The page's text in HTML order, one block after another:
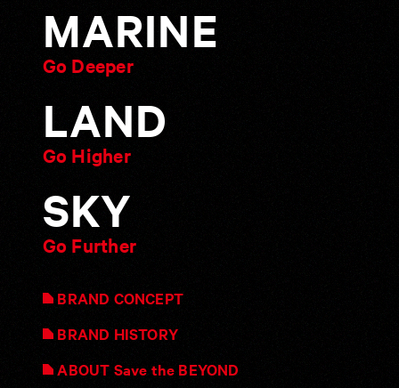
MARINE
MARINE
Go Deeper
LAND
LAND
Go Higher
SKY
SKY
Go Further
BRAND CONCEPT
BRAND HISTORY
ABOUT Save the BEYOND